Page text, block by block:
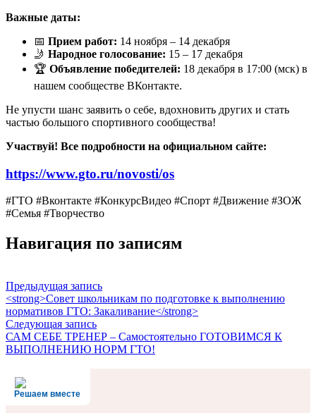
Важные даты:
📅 Прием работ: 14 ноября – 14 декабря
🤳 Народное голосование: 15 – 17 декабря
🏆 Объявление победителей: 18 декабря в 17:00 (мск) в
нашем сообществе ВКонтакте.
Не упусти шанс заявить о себе, вдохновить других и стать
частью большого спортивного сообщества!
Участвуй! Все подробности на официальном сайте:
https://www.gto.ru/novosti/os
#ГТО #Вконтакте #КонкурсВидео #Спорт #Движение #ЗОЖ
#Семья #Творчество
Навигация по записям
Предыдущая запись
<strong>Совет школьникам по подготовке к выполнению
нормативов ГТО: Закаливание</strong>
Следующая запись
САМ СЕБЕ ТРЕНЕР – Самостоятельно ГОТОВИМСЯ К
ВЫПОЛНЕНИЮ НОРМ ГТО!
Решаем вместе